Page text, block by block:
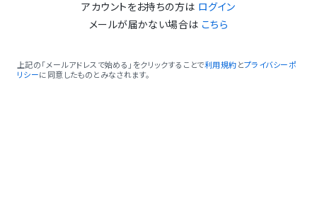
アカウントをお持ちの方は ログイン
メールが届かない場合は こちら
上記の「メールアドレスで始める」をクリックすることで利用規約 とプライバシーポ
リシーに同意したものとみなされます。